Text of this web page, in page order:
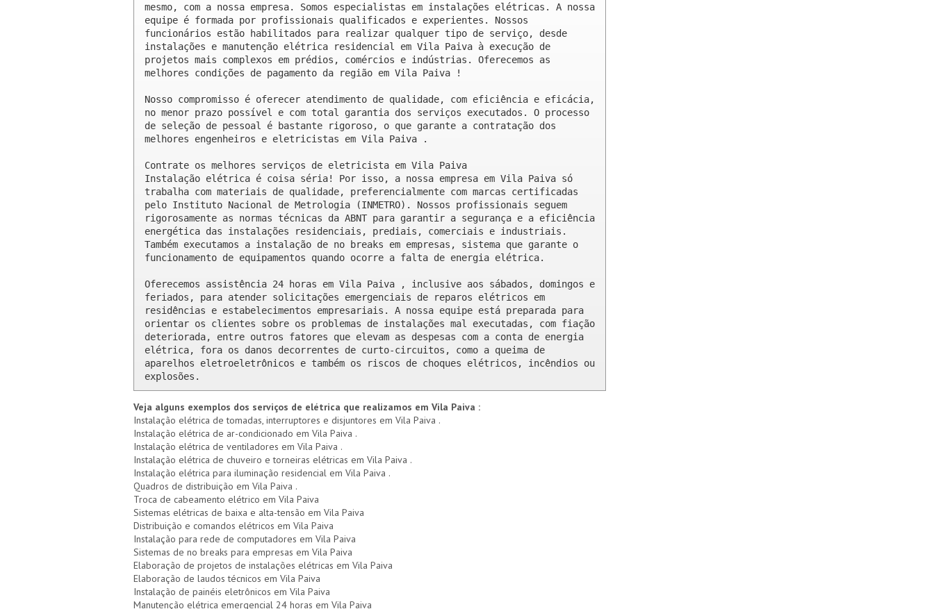
mesmo, com a nossa empresa. Somos especialistas em instalações elétricas. A nossa
equipe é formada por profissionais qualificados e experientes. Nossos
funcionários estão habilitados para realizar qualquer tipo de serviço, desde
instalações e manutenção elétrica residencial em Vila Paiva à execução de
projetos mais complexos em prédios, comércios e indústrias. Oferecemos as
melhores condições de pagamento da região em Vila Paiva !
Nosso compromisso é oferecer atendimento de qualidade, com eficiência e eficácia,
no menor prazo possível e com total garantia dos serviços executados. O processo
de seleção de pessoal é bastante rigoroso, o que garante a contratação dos
melhores engenheiros e eletricistas em Vila Paiva .
Contrate os melhores serviços de eletricista em Vila Paiva
Instalação elétrica é coisa séria! Por isso, a nossa empresa em Vila Paiva só
trabalha com materiais de qualidade, preferencialmente com marcas certificadas
pelo Instituto Nacional de Metrologia (INMETRO). Nossos profissionais seguem
rigorosamente as normas técnicas da ABNT para garantir a segurança e a eficiência
energética das instalações residenciais, prediais, comerciais e industriais.
Também executamos a instalação de no breaks em empresas, sistema que garante o
funcionamento de equipamentos quando ocorre a falta de energia elétrica.
Oferecemos assistência 24 horas em Vila Paiva , inclusive aos sábados, domingos e
feriados, para atender solicitações emergenciais de reparos elétricos em
residências e estabelecimentos empresariais. A nossa equipe está preparada para
orientar os clientes sobre os problemas de instalações mal executadas, com fiação
deteriorada, entre outros fatores que elevam as despesas com a conta de energia
elétrica, fora os danos decorrentes de curto-circuitos, como a queima de
aparelhos eletroeletrônicos e também os riscos de choques elétricos, incêndios ou
explosões.
Veja alguns exemplos dos serviços de elétrica que realizamos em Vila Paiva :
Instalação elétrica de tomadas, interruptores e disjuntores em Vila Paiva .
Instalação elétrica de ar-condicionado em Vila Paiva .
Instalação elétrica de ventiladores em Vila Paiva .
Instalação elétrica de chuveiro e torneiras elétricas em Vila Paiva .
Instalação elétrica para iluminação residencial em Vila Paiva .
Quadros de distribuição em Vila Paiva .
Troca de cabeamento elétrico em Vila Paiva
Sistemas elétricas de baixa e alta-tensão em Vila Paiva
Distribuição e comandos elétricos em Vila Paiva
Instalação para rede de computadores em Vila Paiva
Sistemas de no breaks para empresas em Vila Paiva
Elaboração de projetos de instalações elétricas em Vila Paiva
Elaboração de laudos técnicos em Vila Paiva
Instalação de painéis eletrônicos em Vila Paiva
Manutenção elétrica emergencial 24 horas em Vila Paiva